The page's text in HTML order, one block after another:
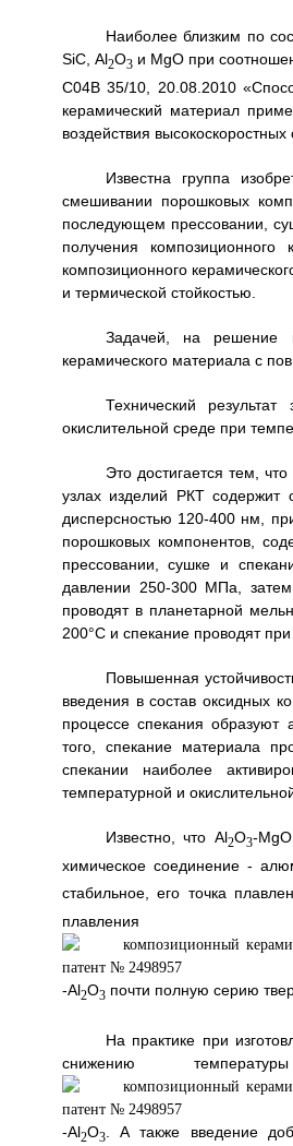
Наиболее близким по
SiС, Аl2O3и МgO при
С04В 35/10, 20.08.2010
керамический материал
воздействия
Известна группа
смешивании порошковых
последующем прессовании,
получения композиционного
композиционного
и термической стойкостью.
Задачей, на решение
керамического материала с
Технический
окислительной среде при
Это достигается тем,
узлах изделий РКТ
дисперсностью 120-400 нм,
порошковых компонентов,
прессовании, сушке и
давлении 250-300 МПа,
проводят в планетарной
200°С и спекание проводят
Повышенная
введения в состав оксидных
процессе спекания
того, спекание материала
спекании наиболее
температурной и
Известно, что Аl2О3-
химическое соединение -
стабильное, его точка
-Аl2O3почти полную серию
На практике при
снижению
-Аl2O3. А также введение